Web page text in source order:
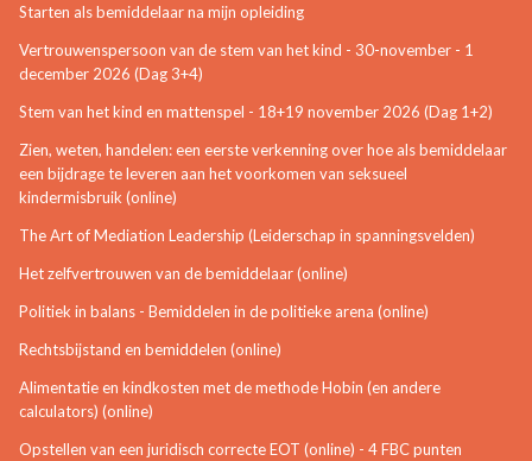
Starten als bemiddelaar na mijn opleiding
Vertrouwenspersoon van de stem van het kind - 30-november - 1
december 2026 (Dag 3+4)
Stem van het kind en mattenspel - 18+19 november 2026 (Dag 1+2)
Zien, weten, handelen: een eerste verkenning over hoe als bemiddelaar
een bijdrage te leveren aan het voorkomen van seksueel
kindermisbruik (online)
The Art of Mediation Leadership (Leiderschap in spanningsvelden)
Het zelfvertrouwen van de bemiddelaar (online)
Politiek in balans - Bemiddelen in de politieke arena (online)
Rechtsbijstand en bemiddelen (online)
Alimentatie en kindkosten met de methode Hobin (en andere
calculators) (online)
Opstellen van een juridisch correcte EOT (online) - 4 FBC punten